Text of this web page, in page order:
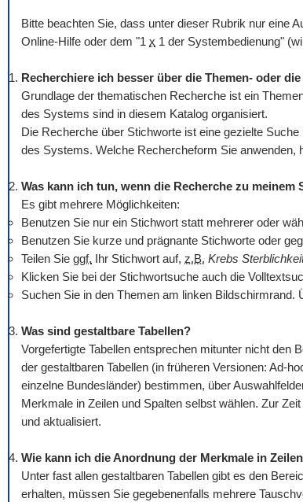
Bitte beachten Sie, dass unter dieser Rubrik nur eine
Online-Hilfe oder dem "1 x 1 der Systembedienung"
Recherchiere ich besser über die Themen- oder
Grundlage der thematischen Recherche ist ein
des Systems sind in diesem Katalog organisiert.
Die Recherche über Stichworte ist eine gezielte
des Systems. Welche Rechercheform Sie anwenden,
Was kann ich tun, wenn die Recherche zu
Es gibt mehrere Möglichkeiten:
Benutzen Sie nur ein Stichwort statt mehrerer oder
Benutzen Sie kurze und prägnante Stichworte oder
Teilen Sie ggf. Ihr Stichwort auf, z.B. Krebs
Klicken Sie bei der Stichwortsuche auch die
Suchen Sie in den Themen am linken
Was sind gestaltbare Tabellen?
Vorgefertigte Tabellen entsprechen mitunter nicht
der gestaltbaren Tabellen (in früheren Versionen: Ad-
einzelne Bundesländer) bestimmen, über
Merkmale in Zeilen und Spalten selbst wählen. Zur
und aktualisiert.
Wie kann ich die Anordnung der Merkmale in
Unter fast allen gestaltbaren Tabellen gibt es den
erhalten, müssen Sie gegebenenfalls mehrere